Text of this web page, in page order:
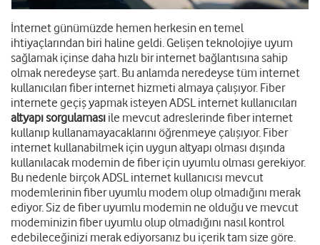
İnternet günümüzde hemen herkesin en temel
ihtiyaçlarından biri haline geldi. Gelişen teknolojiye uyum
sağlamak içinse daha hızlı bir internet bağlantısına sahip
olmak neredeyse şart. Bu anlamda neredeyse tüm internet
kullanıcıları fiber internet hizmeti almaya çalışıyor. Fiber
internete geçiş yapmak isteyen ADSL internet kullanıcıları
altyapı sorgulaması ile mevcut adreslerinde fiber internet
kullanıp kullanamayacaklarını öğrenmeye çalışıyor. Fiber
internet kullanabilmek için uygun altyapı olması dışında
kullanılacak modemin de fiber için uyumlu olması gerekiyor.
Bu nedenle birçok ADSL internet kullanıcısı mevcut
modemlerinin fiber uyumlu modem olup olmadığını merak
ediyor. Siz de fiber uyumlu modemin ne olduğu ve mevcut
modeminizin fiber uyumlu olup olmadığını nasıl kontrol
edebileceğinizi merak ediyorsanız bu içerik tam size göre.